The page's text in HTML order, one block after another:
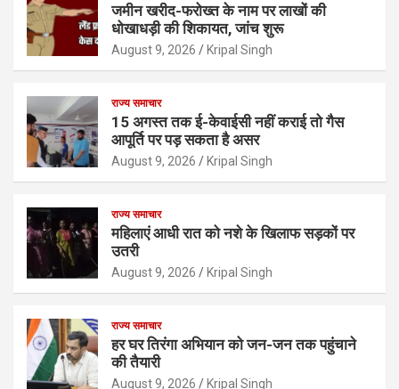
जमीन खरीद-फरोख्त के नाम पर लाखों की
धोखाधड़ी की शिकायत, जांच शुरू
August 9, 2026 Kripal Singh
राज्य समाचार
15 अगस्त तक ई-केवाईसी नहीं कराई तो गैस
आपूर्ति पर पड़ सकता है असर
August 9, 2026 Kripal Singh
राज्य समाचार
महिलाएं आधी रात को नशे के खिलाफ सड़कों पर
उतरी
August 9, 2026 Kripal Singh
राज्य समाचार
हर घर तिरंगा अभियान को जन-जन तक पहुंचाने
की तैयारी
August 9, 2026 Kripal Singh